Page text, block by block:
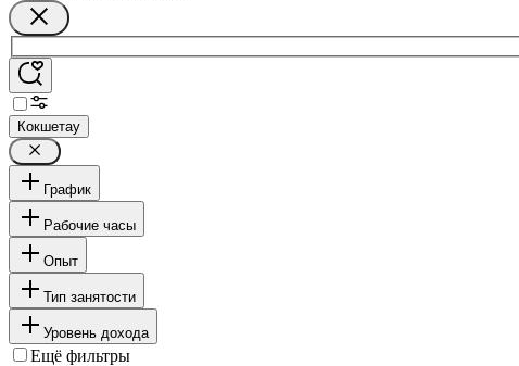
Кокшетау
График
Рабочие часы
Опыт
Тип занятости
Уровень дохода
Ещё фильтры